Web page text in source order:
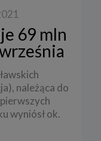
69 mln
należąca do
wyniósł ok.